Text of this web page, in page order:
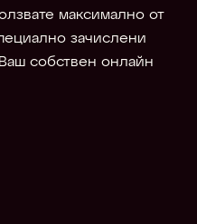
максимално от
зачислени
собствен онлайн